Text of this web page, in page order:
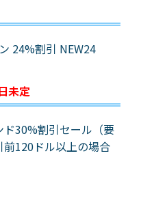
24%割引 NEW24
未定
30%割引セール（要
前120ドル以上の場合